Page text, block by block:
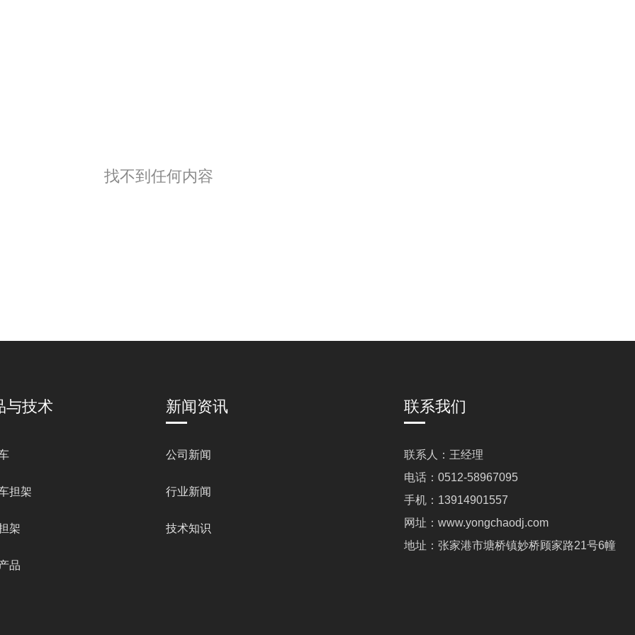
找不到任何内容
与技术
担架
架
品
新闻资讯
公司新闻
行业新闻
技术知识
联系我们
联系人：王经理
电话：0512-58967095
手机：13914901557
网址：www.yongchaodj.com
地址：张家港市塘桥镇妙桥顾家路21号6幢